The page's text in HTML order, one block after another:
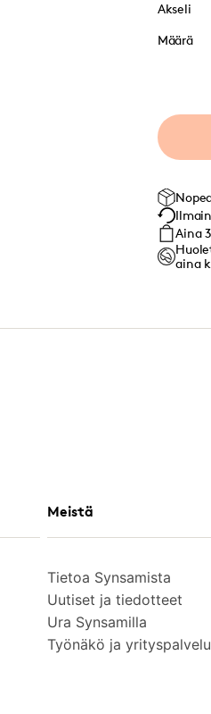
Akseli
Määrä
Aina
aina
Meistä
Tietoa Synsamista
Uutiset ja tiedotteet
Ura Synsamilla
Työnäkö ja